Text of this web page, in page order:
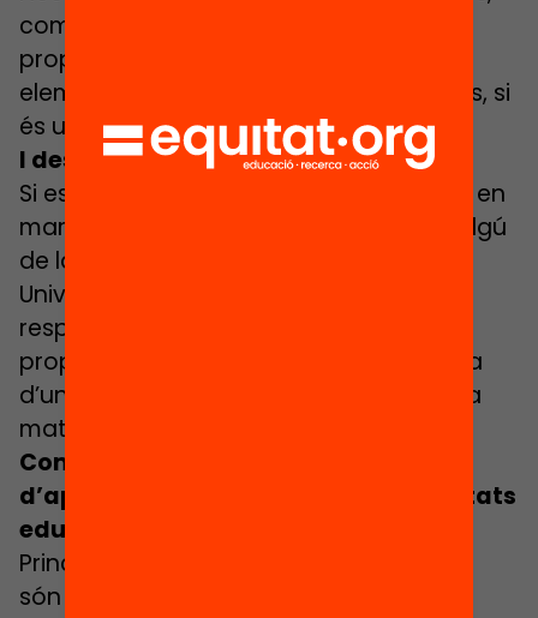
com per exemple si l’activitat que
proposen és voluntària, quins són els
elements clau que aprendran els infants, si
és un aprenentatge estructurat…
I després?
Si es tracta d’una activitat que es posa en
marxa a escala local, intentem enviar algú
de la nostra xarxa de la Children’s
University local perquè conversi amb el
responsable, visiti l’espai, etc. Si la
proposta és a escala nacional, es valida
d’una manera més formal a través de la
mateixa fundació.
Com contribueix el vostre passaport
d’aprenentatge a reduir les desigualtats
educatives a Anglaterra?
Principalment, fa que els infants que no
són conscients del potencial que té